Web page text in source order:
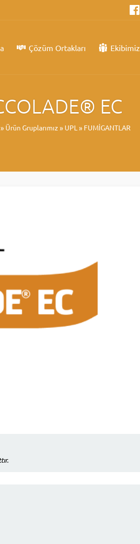
Çözüm Ortakları Ekibimiz
EC
Ürün Gruplarımız » UPL » FUMİGANTLAR